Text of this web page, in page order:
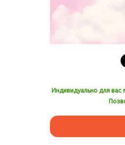
Индивидуально для